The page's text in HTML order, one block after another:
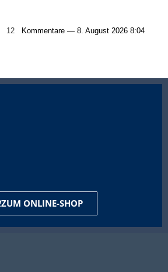
12 Kommentare — 8. August 2026 8:04
ZUM ONLINE-SHOP